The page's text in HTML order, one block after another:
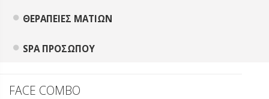
ΘΕΡΑΠΕΙΕΣ ΜΑΤΙΩΝ
SPA ΠΡΟΣΩΠΟΥ
FACE COMBO